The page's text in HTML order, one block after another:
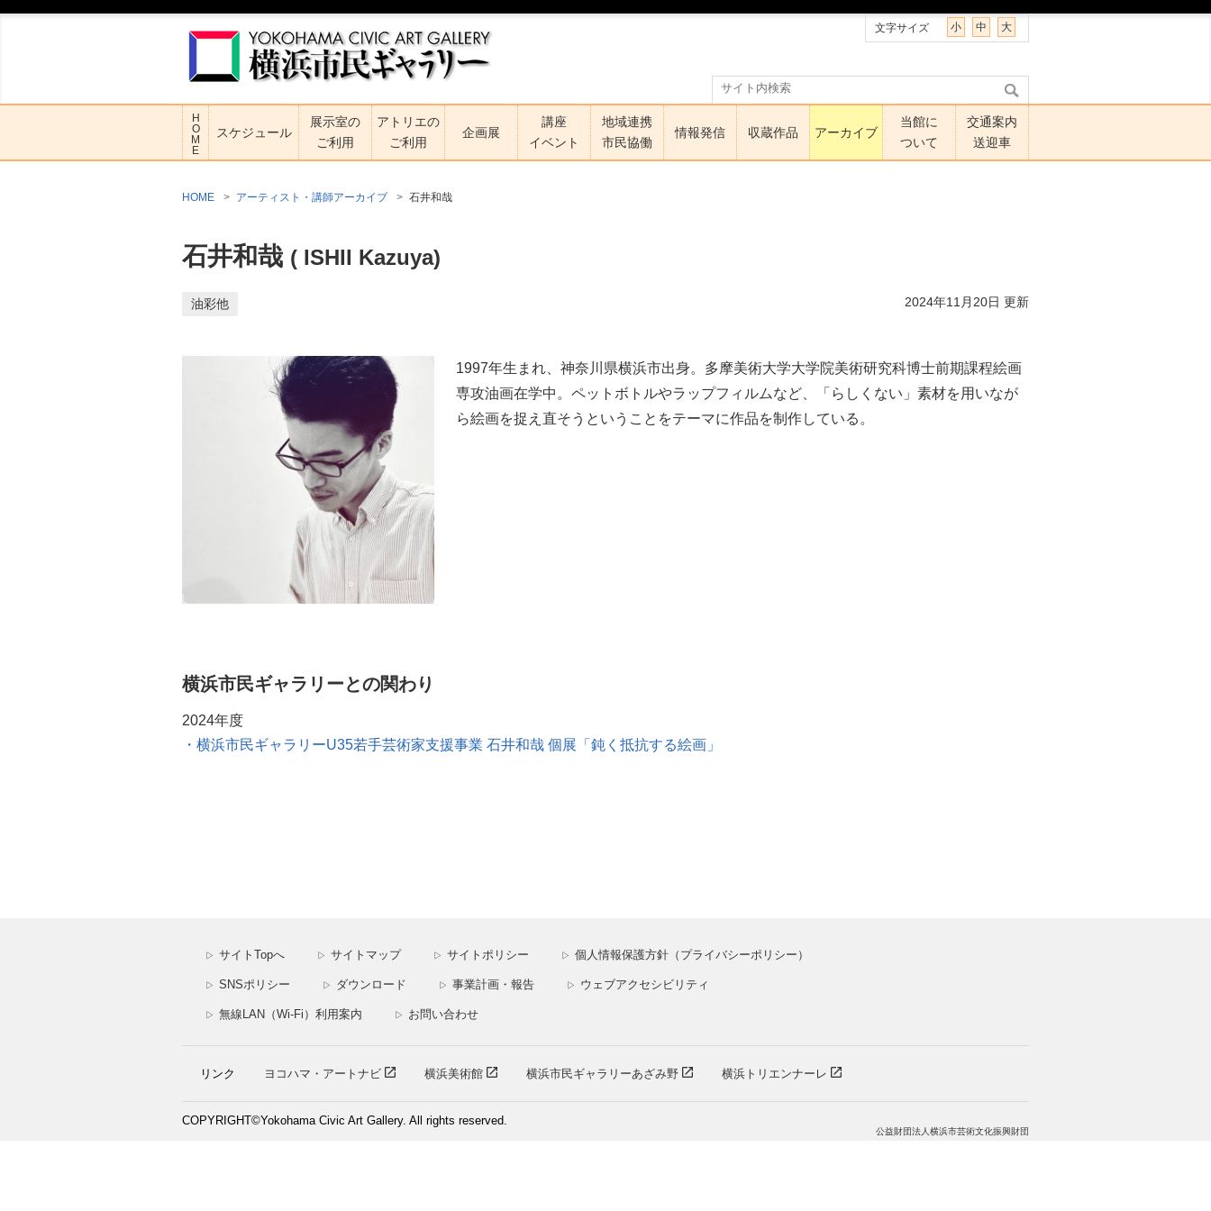
文字サイズ 小 中 大
H
O
M
E
スケジュール
展示室の
ご利用
アトリエの
ご利用
企画展
講座
イベント
地域連携
市民協働
情報発信 収蔵作品 アーカイブ
当館に
ついて
交通案内
送迎車
HOME アーティスト・講師アーカイブ 石井和哉
石井和哉 ( ISHII Kazuya)
油彩他 2024年11月20日 更新
1997年生まれ、神奈川県横浜市出身。多摩美術大学大学院美術研究科博士前期課程絵画
専攻油画在学中。ペットボトルやラップフィルムなど、「らしくない」素材を用いなが
ら絵画を捉え直そうということをテーマに作品を制作している。
横浜市民ギャラリーとの関わり
2024年度
横浜市民ギャラリーU35若手芸術家支援事業 石井和哉 個展「鈍く抵抗する絵画」
▷ サイトTopへ ▷ サイトマップ ▷ サイトポリシー ▷ 個人情報保護方針（プライバシーポリシー）
▷ SNSポリシー ▷ ダウンロード ▷ 事業計画・報告 ▷ ウェブアクセシビリティ
▷ 無線LAN（Wi-Fi）利用案内 ▷ お問い合わせ
リンク ヨコハマ・アートナビ 横浜美術館 横浜市民ギャラリーあざみ野 横浜トリエンナーレ
COPYRIGHT©Yokohama Civic Art Gallery. All rights reserved.
公益財団法人横浜市芸術文化振興財団